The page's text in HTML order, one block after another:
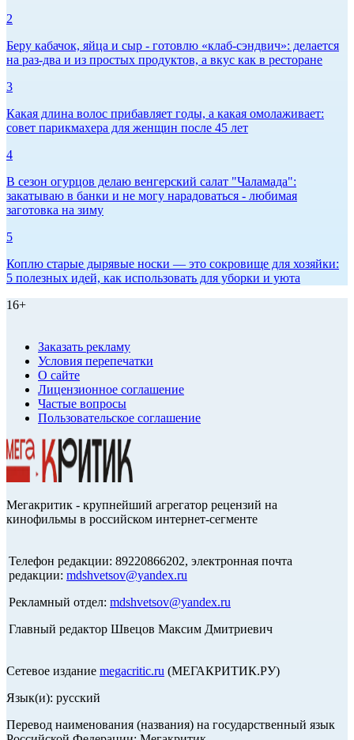
2
Беру кабачок, яйца и сыр - готовлю «клаб-сэндвич»: делается
на раз-два и из простых продуктов, а вкус как в ресторане
3
Какая длина волос прибавляет годы, а какая омолаживает:
совет парикмахера для женщин после 45 лет
4
В сезон огурцов делаю венгерский салат "Чаламада":
закатываю в банки и не могу нарадоваться - любимая
заготовка на зиму
5
Коплю старые дырявые носки — это сокровище для хозяйки:
5 полезных идей, как использовать для уборки и уюта
16+
Заказать рекламу
Условия перепечатки
О сайте
Лицензионное соглашение
Частые вопросы
Пользовательское соглашение
Мегакритик - крупнейший агрегатор рецензий на
кинофильмы в российском интернет-сегменте
Телефон редакции: 89220866202, электронная почта
редакции: mdshvetsov@yandex.ru
Рекламный отдел: mdshvetsov@yandex.ru
Главный редактор Швецов Максим Дмитриевич
Сетевое издание megacritic.ru (МЕГАКРИТИК.РУ)
Язык(и): русский
Перевод наименования (названия) на государственный язык